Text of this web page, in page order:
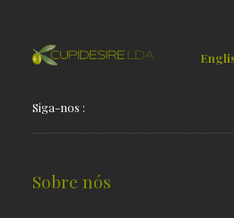
Siga-nos :
Sobre nós